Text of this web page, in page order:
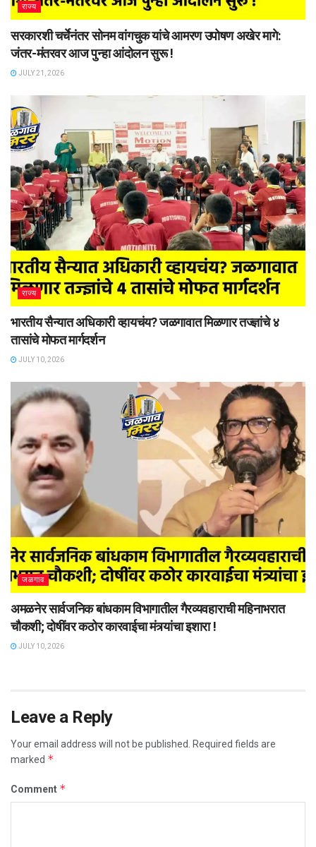
राज्य
सरकारशी चर्चेनंतर सोनम वांगचुक यांचे आमरण उपोषण अखेर मागे:
जंतर-मंतरवर आज पुन्हा आंदोलन सुरू !
JULY 21, 2026
राज्य
भारतीय सैन्यात अधिकारी व्हायचंय? जळगावात मिळणार तज्ज्ञांचे ४
तासांचे मोफत मार्गदर्शन
JULY 10, 2026
जळगाव
अमळनेर सार्वजनिक बांधकाम विभागातील गैरव्यवहाराची महिनाभरात
चौकशी; दोषींवर कठोर कारवाईचा मंत्र्यांचा इशारा !
JULY 10, 2026
Leave a Reply
Your email address will not be published.
Required fields are
marked *
Comment *